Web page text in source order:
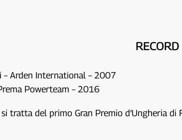
RECORD
– Arden International – 2007
Powerteam – 2016
tratta del primo Gran Premio d’Ungheria di